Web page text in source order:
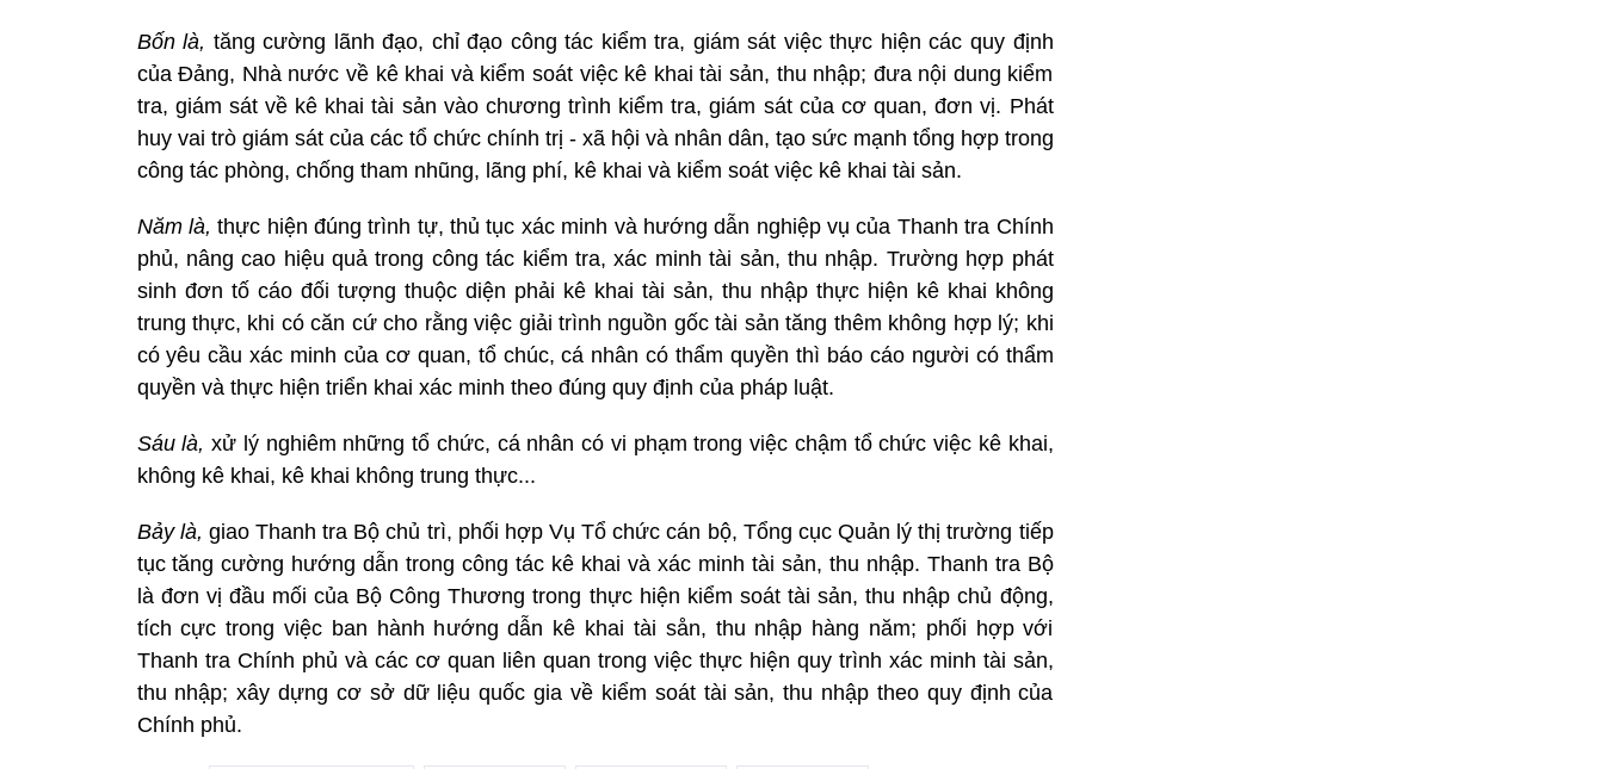
Bốn là, tăng cường lãnh đạo, chỉ đạo công tác kiểm tra, giám sát việc thực hiện các quy định
của Đảng, Nhà nước về kê khai và kiểm soát việc kê khai tài sản, thu nhập; đưa nội dung kiểm
tra, giám sát về kê khai tài sản vào chương trình kiểm tra, giám sát của cơ quan, đơn vị. Phát
huy vai trò giám sát của các tổ chức chính trị - xã hội và nhân dân, tạo sức mạnh tổng hợp trong
công tác phòng, chống tham nhũng, lãng phí, kê khai và kiểm soát việc kê khai tài sản.
Năm là,thực hiện đúng trình tự, thủ tục xác minh và hướng dẫn nghiệp vụ của Thanh tra Chính
phủ, nâng cao hiệu quả trong công tác kiểm tra, xác minh tài sản, thu nhập. Trường hợp phát
sinh đơn tố cáo đối tượng thuộc diện phải kê khai tài sản, thu nhập thực hiện kê khai không
trung thực, khi có căn cứ cho rằng việc giải trình nguồn gốc tài sản tăng thêm không hợp lý; khi
có yêu cầu xác minh của cơ quan, tổ chúc, cá nhân có thẩm quyền thì báo cáo người có thẩm
quyền và thực hiện triển khai xác minh theo đúng quy định của pháp luật.
Sáu là, xử lý nghiêm những tổ chức, cá nhân có vi phạm trong việc chậm tổ chức việc kê khai,
không kê khai, kê khai không trung thực...
Bảy là, giao Thanh tra Bộ chủ trì, phối hợp Vụ Tổ chức cán bộ, Tổng cục Quản lý thị trường tiếp
tục tăng cường hướng dẫn trong công tác kê khai và xác minh tài sản, thu nhập. Thanh tra Bộ
là đơn vị đầu mối của Bộ Công Thương trong thực hiện kiểm soát tài sản, thu nhập chủ động,
tích cực trong việc ban hành hướng dẫn kê khai tài sån, thu nhập hàng năm; phối hợp với
Thanh tra Chính phủ và các cơ quan liên quan trong việc thực hiện quy trình xác minh tài sản,
thu nhập; xây dựng cơ sở dữ liệu quốc gia về kiểm soát tài sản, thu nhập theo quy định của
Chính phủ.